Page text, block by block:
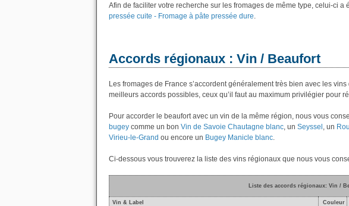
Afin de faciliter votre recherche sur les fromages de même type, celui-ci a
pressée cuite - Fromage à pâte pressée dure.
Accords régionaux : Vin / Beaufort
Les fromages de France s’accordent généralement très bien avec les
meilleurs accords possibles, ceux qu’il faut au maximum privilégier pour
Pour accorder le beaufort avec un vin de la même région, nous vous
bugey comme un bon Vin de Savoie Chautagne blanc, un Seyssel , un
Virieu-le-Grand ou encore un Bugey Manicle blanc.
Ci-dessous vous trouverez la liste des vins régionaux que nous vous
Liste des accords régionaux: Vin /
Vin & Label Couleur